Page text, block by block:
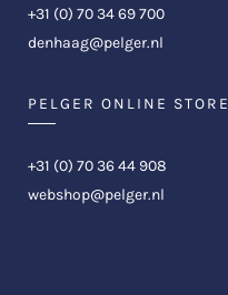
+31 (0) 70 34 69 700
denhaag@pelger.nl
PELGER ONLINE STORE
+31 (0) 70 36 44 908
webshop@pelger.nl